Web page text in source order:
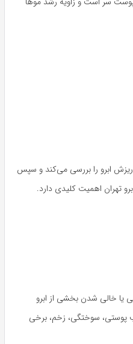
ابرو را بررسی می‌کند و سپس
تهران اهمیت کلیدی دارد.
یا خالی شدن بخشی از ابرو
پوستی، سوختگی، زخم، برخی